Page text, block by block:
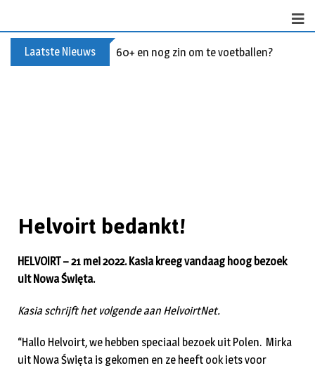
Laatste Nieuws 60+ en nog zin om te voetballen? Kom
Helvoirt bedankt!
HELVOIRT – 21 mei 2022. Kasia kreeg vandaag hoog bezoek
uit Nowa Święta.
Kasia schrijft het volgende aan HelvoirtNet.
“Hallo Helvoirt, we hebben speciaal bezoek uit Polen. Mirka
uit Nowa Święta is gekomen en ze heeft ook iets voor